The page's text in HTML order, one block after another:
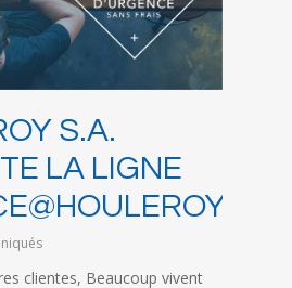
S.A.
LA LIGNE
clientes, Beaucoup vivent